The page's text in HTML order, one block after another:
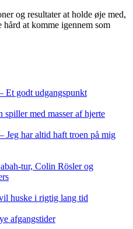
og resultater at holde øje med,
at komme igennem som
Et godt udgangspunkt
med masser af hjerte
Jeg har altid haft troen på mig
tur, Colin Rösler og
huske i rigtig lang tid
afgangstider